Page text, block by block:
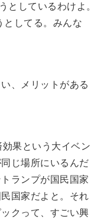
としているわけよ。
としてる。みんな
、メリットがある
果という大イベン
じ場所にいるんだ
ランプが国民国家
国家だよと。それ
クって、すごい興